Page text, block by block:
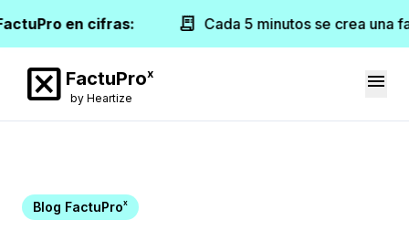
en cifras: receipt_long Cada 5 minutos se crea una
disabled_by_default FactuProx
by Heartize
menu
Blog FactuProx